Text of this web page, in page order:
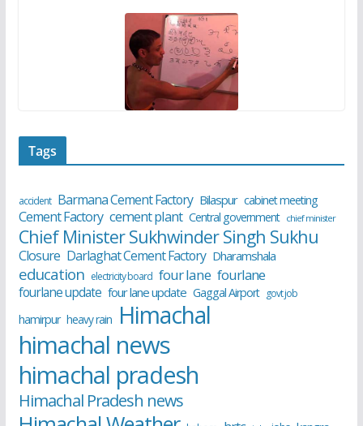
Tags
accident Barmana Cement Factory Bilaspur cabinet meeting
Cement Factory cement plant Central government chief minister
Chief Minister Sukhwinder Singh Sukhu
Closure Darlaghat Cement Factory Dharamshala
education electricity board four lane fourlane
fourlane update four lane update Gaggal Airport govt job
hamirpur heavy rain Himachal
himachal news
himachal pradesh
Himachal Pradesh news